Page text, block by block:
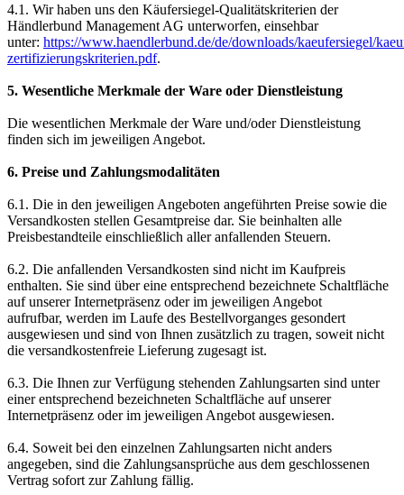
4.1. Wir haben uns den Käufersiegel-Qualitätskriterien der
Händlerbund Management AG unterworfen, einsehbar
unter: https://www.haendlerbund.de/de/downloads/kaeufersiegel/
zertifizierungskriterien.pdf.
5. Wesentliche Merkmale der Ware oder Dienstleistung
Die wesentlichen Merkmale der Ware und/oder Dienstleistung
finden sich im jeweiligen Angebot.
6. Preise und Zahlungsmodalitäten
6.1. Die in den jeweiligen Angeboten angeführten Preise sowie die
Versandkosten stellen Gesamtpreise dar. Sie beinhalten alle
Preisbestandteile einschließlich aller anfallenden Steuern.
6.2. Die anfallenden Versandkosten sind nicht im Kaufpreis
enthalten. Sie sind über eine entsprechend bezeichnete Schaltfläche
auf unserer Internetpräsenz oder im jeweiligen Angebot
aufrufbar, werden im Laufe des Bestellvorganges gesondert
ausgewiesen und sind von Ihnen zusätzlich zu tragen, soweit nicht
die versandkostenfreie Lieferung zugesagt ist.
6.3. Die Ihnen zur Verfügung stehenden Zahlungsarten sind unter
einer entsprechend bezeichneten Schaltfläche auf unserer
Internetpräsenz oder im jeweiligen Angebot ausgewiesen.
6.4. Soweit bei den einzelnen Zahlungsarten nicht anders
angegeben, sind die Zahlungsansprüche aus dem geschlossenen
Vertrag sofort zur Zahlung fällig.